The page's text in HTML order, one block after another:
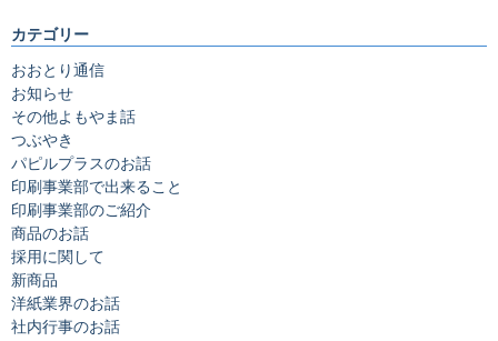
カテゴリー
おおとり通信
お知らせ
その他よもやま話
つぶやき
パピルプラスのお話
印刷事業部で出来ること
印刷事業部のご紹介
商品のお話
採用に関して
新商品
洋紙業界のお話
社内行事のお話